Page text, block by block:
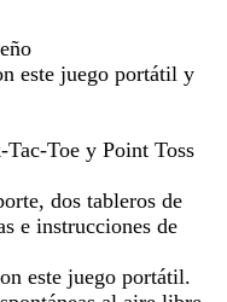
teclas
de
flechas
para
arrastrar
teclas
de
este juego portátil y
Toe y Point Toss
dos tableros de
e instrucciones de
este juego portátil.